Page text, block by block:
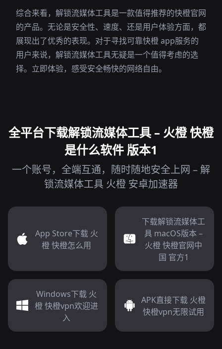
综合来看，解锁流媒体工具是一款值得推荐的快橙官网
的产品。无论是安全性、速度、还是用户体验方面，都
展现出了优秀的表现。对于寻找可靠快橙 app服务的
用户来说，解锁流媒体工具无疑是一个值得考虑的选
择。立即体验，感受安全畅快的网络自由。
全平台下载解锁流媒体工具 – 火橙 快橙
是什么软件 版本1
一个账号，全端互通，随时随地安全上网 – 解
锁流媒体工具 火橙 安卓加速器
App Store下载 火
橙 快橙怎么用
下载解锁流媒体工
具 macOS版本 –
火橙 快橙官网中
国 官方1
Windows下载 火
橙 快橙vpn欢迎进
入
APK直接下载 火橙
快橙vpn无限试用